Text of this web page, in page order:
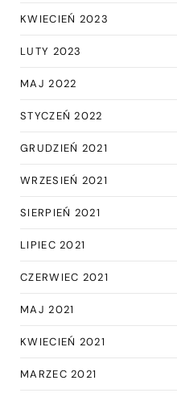
KWIECIEŃ 2023
LUTY 2023
MAJ 2022
STYCZEŃ 2022
GRUDZIEŃ 2021
WRZESIEŃ 2021
SIERPIEŃ 2021
LIPIEC 2021
CZERWIEC 2021
MAJ 2021
KWIECIEŃ 2021
MARZEC 2021